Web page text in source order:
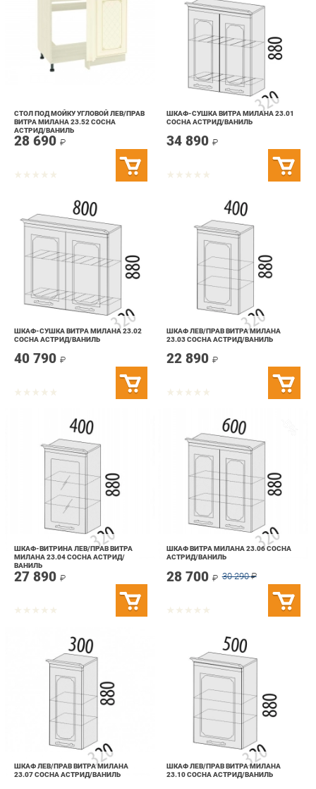
28 690₽
ШКАФ-СУШКА ВИТРА МИЛАНА 23.01
СОСНА АСТРИД/ВАНИЛЬ
34 890₽
ШКАФ-СУШКА ВИТРА МИЛАНА 23.02
СОСНА АСТРИД/ВАНИЛЬ
40 790₽
ШКАФ ЛЕВ/ПРАВ ВИТРА МИЛАНА
23.03 СОСНА АСТРИД/ВАНИЛЬ
22 890₽
ШКАФ-ВИТРИНА ЛЕВ/ПРАВ ВИТРА
МИЛАНА 23.04 СОСНА АСТРИД/
27 890
-5%
ШКАФ ВИТРА МИЛАНА 23.06 СОСНА
АСТРИД/ВАНИЛЬ
30 290₽
ШКАФ ЛЕВ/ПРАВ ВИТРА МИЛАНА
23.07 СОСНА АСТРИД/ВАНИЛЬ
19 390₽
ШКАФ ЛЕВ/ПРАВ ВИТРА МИЛАНА
23.10 СОСНА АСТРИД/ВАНИЛЬ
29 490₽